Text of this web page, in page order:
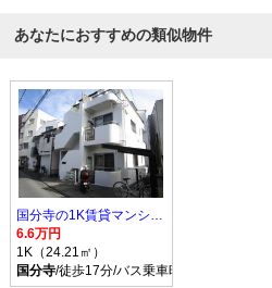
あなたにおすすめの類似物件
国分寺の1K賃貸マンション
6.6万円
1K（24.21㎡）
国分寺/徒歩17分/バス乗車時間6分 停歩2分